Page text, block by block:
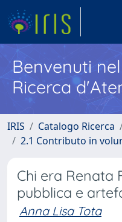
Benvenuti
Ricerca
IRIS Catalogo Ricerca
2.1 Contributo in
Chi era Renata
pubblica e
Anna Lisa Tota